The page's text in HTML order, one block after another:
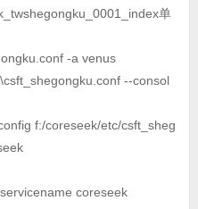
单
-a venus
--consol
f:/coreseek/etc/csft_sheg
coreseek